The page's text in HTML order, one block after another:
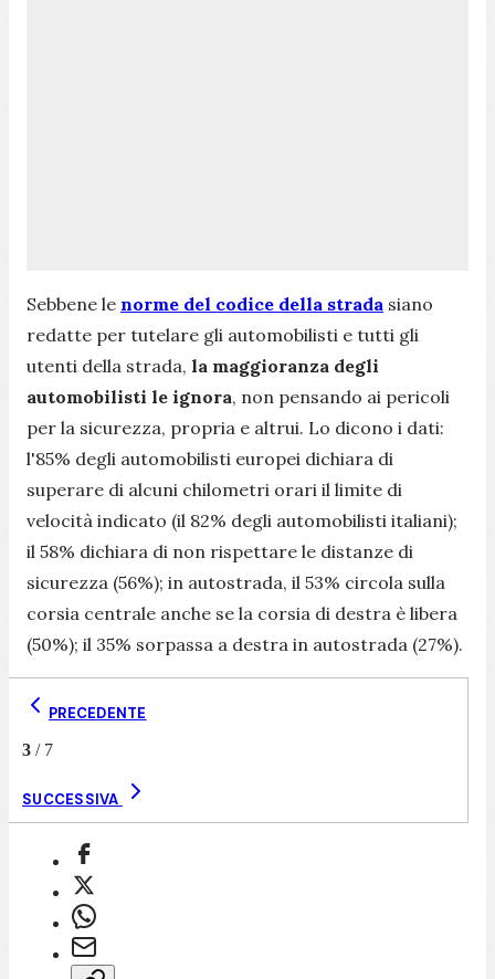
Sebbene le norme del codice della strada siano
redatte per tutelare gli automobilisti e tutti gli
utenti della strada, la maggioranza degli
automobilisti le ignora, non pensando ai pericoli
per la sicurezza, propria e altrui. Lo dicono i dati:
l'85% degli automobilisti europei dichiara di
superare di alcuni chilometri orari il limite di
velocità indicato (il 82% degli automobilisti italiani);
il 58% dichiara di non rispettare le distanze di
sicurezza (56%); in autostrada, il 53% circola sulla
corsia centrale anche se la corsia di destra è libera
(50%); il 35% sorpassa a destra in autostrada (27%).
PRECEDENTE
3 / 7
SUCCESSIVA